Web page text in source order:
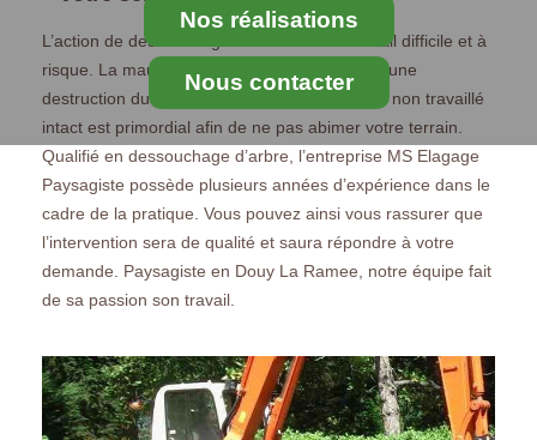
Nos réalisations
Nous contacter
L’action de dessouchage est souvent un travail difficile et à
risque. La mauvaise pratique peut provoquer une
destruction du sol et du terrain. Tenir l’espace non travaillé
intact est primordial afin de ne pas abimer votre terrain.
Qualifié en dessouchage d’arbre, l’entreprise MS Elagage
Paysagiste possède plusieurs années d’expérience dans le
cadre de la pratique. Vous pouvez ainsi vous rassurer que
l’intervention sera de qualité et saura répondre à votre
demande. Paysagiste en Douy La Ramee, notre équipe fait
de sa passion son travail.